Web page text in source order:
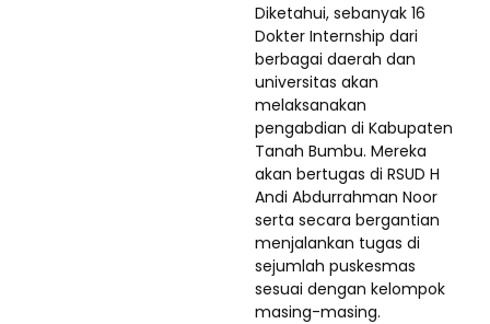
Diketahui, sebanyak 16
Dokter Internship dari
berbagai daerah dan
universitas akan
melaksanakan
pengabdian di Kabupaten
Tanah Bumbu. Mereka
akan bertugas di RSUD H
Andi Abdurrahman Noor
serta secara bergantian
menjalankan tugas di
sejumlah puskesmas
sesuai dengan kelompok
masing-masing.